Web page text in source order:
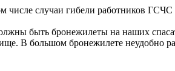
случаи гибели работников
быть бронежилеты на наших
В большом бронежилете неудобно